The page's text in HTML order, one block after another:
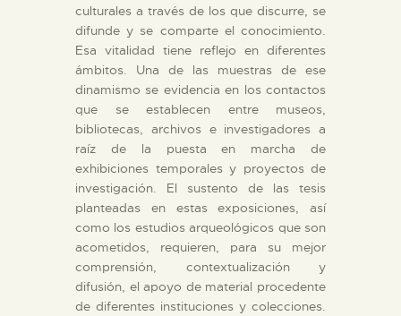
DIDÁCTICA
ESPAÑOL
PREPARAR LA VISITA
ACTIVIDADES
█
EL MUSEO
culturales a través de los que discurre, se
difunde y se comparte el conocimiento.
Esa vitalidad tiene reflejo en diferentes
ámbitos. Una de las muestras de ese
dinamismo se evidencia en los contactos
que se establecen entre museos,
bibliotecas, archivos e investigadores a
raíz de la puesta en marcha de
exhibiciones temporales y proyectos de
investigación. El sustento de las tesis
planteadas en estas exposiciones, así
como los estudios arqueológicos que son
acometidos, requieren, para su mejor
comprensión, contextualización y
difusión, el apoyo de material procedente
de diferentes instituciones y colecciones.